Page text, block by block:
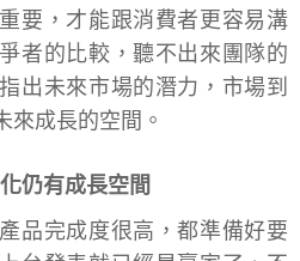
要，才能跟消費者更容易溝
者的比較，聽不出來團隊的
出未來市場的潛力，市場到
來成長的空間。
仍有成長空間
品完成度很高，都準備好要